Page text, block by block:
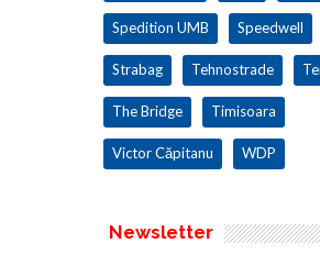
Spedition UMB Speedwell
Strabag Tehnostrade
The Bridge Timisoara
Victor Căpitanu WDP
Newsletter